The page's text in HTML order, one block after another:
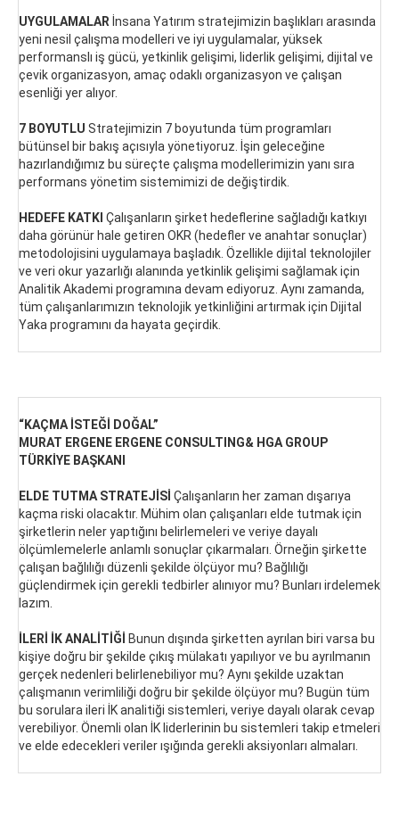
UYGULAMALAR İnsana Yatırım stratejimizin başlıkları arasında
yeni nesil çalışma modelleri ve iyi uygulamalar, yüksek
performanslı iş gücü, yetkinlik gelişimi, liderlik gelişimi, dijital ve
çevik organizasyon, amaç odaklı organizasyon ve çalışan
esenliği yer alıyor.
7 BOYUTLU Stratejimizin 7 boyutunda tüm programları
bütünsel bir bakış açısıyla yönetiyoruz. İşin geleceğine
hazırlandığımız bu süreçte çalışma modellerimizin yanı sıra
performans yönetim sistemimizi de değiştirdik.
HEDEFE KATKI Çalışanların şirket hedeflerine sağladığı katkıyı
daha görünür hale getiren OKR (hedefler ve anahtar sonuçlar)
metodolojisini uygulamaya başladık. Özellikle dijital teknolojiler
ve veri okur yazarlığı alanında yetkinlik gelişimi sağlamak için
Analitik Akademi programına devam ediyoruz. Aynı zamanda,
tüm çalışanlarımızın teknolojik yetkinliğini artırmak için Dijital
Yaka programını da hayata geçirdik.
“KAÇMA İSTEĞİ DOĞAL”
MURAT ERGENE ERGENE CONSULTING& HGA GROUP
TÜRKİYE BAŞKANI
ELDE TUTMA STRATEJİSİ Çalışanların her zaman dışarıya
kaçma riski olacaktır. Mühim olan çalışanları elde tutmak için
şirketlerin neler yaptığını belirlemeleri ve veriye dayalı
ölçümlemelerle anlamlı sonuçlar çıkarmaları. Örneğin şirkette
çalışan bağlılığı düzenli şekilde ölçüyor mu? Bağlılığı
güçlendirmek için gerekli tedbirler alınıyor mu? Bunları irdelemek
lazım.
İLERİ İK ANALİTİĞİ Bunun dışında şirketten ayrılan biri varsa bu
kişiye doğru bir şekilde çıkış mülakatı yapılıyor ve bu ayrılmanın
gerçek nedenleri belirlenebiliyor mu? Aynı şekilde uzaktan
çalışmanın verimliliği doğru bir şekilde ölçüyor mu? Bugün tüm
bu sorulara ileri İK analitiği sistemleri, veriye dayalı olarak cevap
verebiliyor. Önemli olan İK liderlerinin bu sistemleri takip etmeleri
ve elde edecekleri veriler ışığında gerekli aksiyonları almaları.